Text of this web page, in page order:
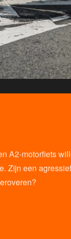
A2-motorfiets
Zijn een